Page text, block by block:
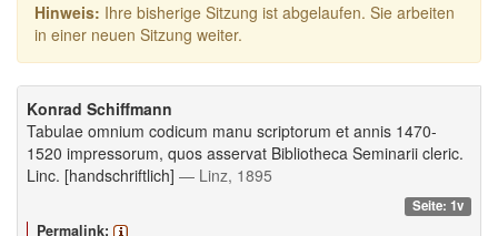
Hinweis: Ihre bisherige Sitzung ist abgelaufen. Sie arbeiten
in einer neuen Sitzung weiter.
Konrad Schiffmann
Tabulae omnium codicum manu scriptorum et annis 1470-
1520 impressorum, quos asservat Bibliotheca Seminarii cleric.
Linc. [handschriftlich] — Linz, 1895
Seite: 1v
Permalink: